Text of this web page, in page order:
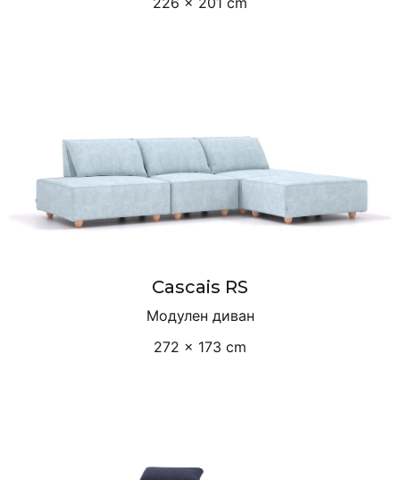
Cascais RS
Модулен диван
272 × 173 cm